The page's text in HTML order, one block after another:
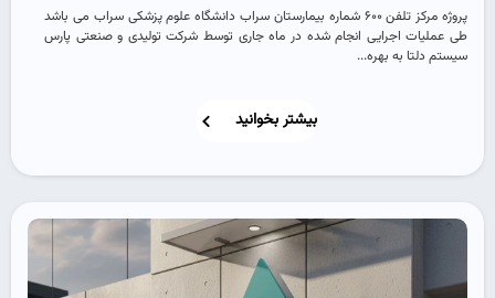
پروژه مرکز تلفن 600 شماره بیمارستان سراب دانشگاه علوم پزشکی سراب می باشد
طی عملیات اجرایی انجام شده در ماه جاری توسط شرکت تولیدی و صنعتی پارس
سیستم دلتا به بهره...
بیشتر بخوانید